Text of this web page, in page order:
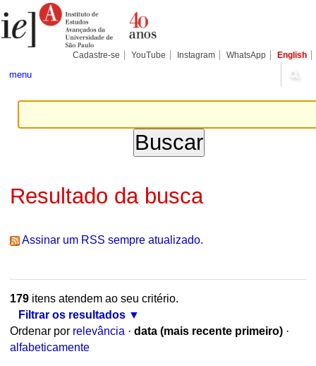
para
conteúdo.
Pessoais
Cadastre-se YouTube Instagram WhatsApp English
menu
Resultado da busca
Assinar um RSS sempre atualizado.
179itens atendem ao seu critério.
Filtrar os resultados
Ordenar por relevância · data (mais recente primeiro) ·
alfabeticamente